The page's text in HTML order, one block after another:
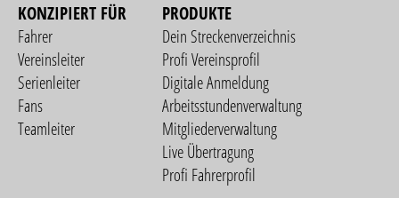
KONZIPIERT FÜR
Fahrer
Vereinsleiter
Serienleiter
Fans
Teamleiter
PRODUKTE
Dein Streckenverzeichnis
Profi Vereinsprofil
Digitale Anmeldung
Arbeitsstundenverwaltung
Mitgliederverwaltung
Live Übertragung
Profi Fahrerprofil